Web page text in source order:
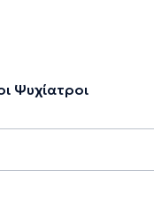
Ψυχίατροι